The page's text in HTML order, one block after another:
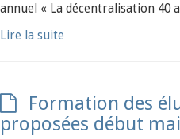
annuel « La décentralisation 40
Lire la suite
Formation des
proposées début mai